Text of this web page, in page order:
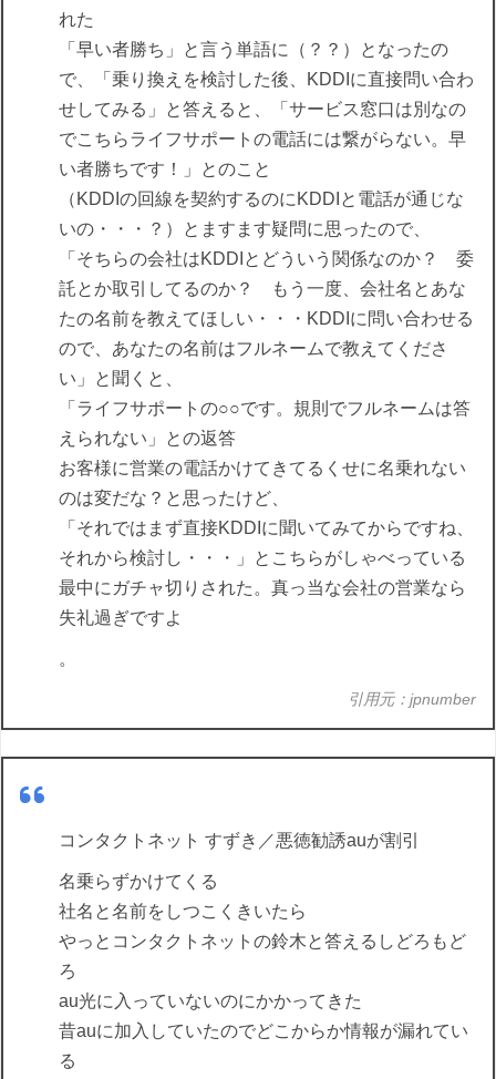
れた
「早い者勝ち」と言う単語に（？？）となったの
で、「乗り換えを検討した後、KDDIに直接問い合わ
せしてみる」と答えると、「サービス窓口は別なの
でこちらライフサポートの電話には繋がらない。早
い者勝ちです！」とのこと
（KDDIの回線を契約するのにKDDIと電話が通じな
いの・・・？）とますます疑問に思ったので、
「そちらの会社はKDDIとどういう関係なのか？ 委
託とか取引してるのか？ もう一度、会社名とあな
たの名前を教えてほしい・・・KDDIに問い合わせる
ので、あなたの名前はフルネームで教えてくださ
い」と聞くと、
「ライフサポートの○○です。規則でフルネームは答
えられない」との返答
お客様に営業の電話かけてきてるくせに名乗れない
のは変だな？と思ったけど、
「それではまず直接KDDIに聞いてみてからですね、
それから検討し・・・」とこちらがしゃべっている
最中にガチャ切りされた。真っ当な会社の営業なら
失礼過ぎですよ
。
引用元：jpnumber
コンタクトネット すずき／悪徳勧誘auが割引
名乗らずかけてくる
社名と名前をしつこくきいたら
やっとコンタクトネットの鈴木と答えるしどろもど
ろ
au光に入っていないのにかかってきた
昔auに加入していたのでどこからか情報が漏れてい
る